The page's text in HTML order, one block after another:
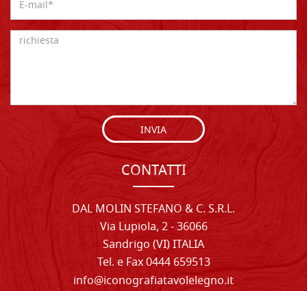
INVIA
CONTATTI
DAL MOLIN STEFANO & C. S.R.L.
Via Lupiola, 2 - 36066
Sandrigo (VI) ITALIA
Tel. e Fax 0444 659513
info@iconografiatavolelegno.it